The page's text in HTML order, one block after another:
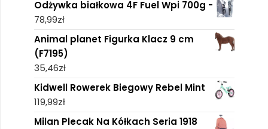
Odżywka białkowa 4F Fuel Wpi 700g -
78,99zł
Animal planet Figurka Klacz 9 cm
(F7195)
35,46zł
Kidwell Rowerek Biegowy Rebel Mint
119,99zł
Milan Plecak Na Kółkach Seria 1918